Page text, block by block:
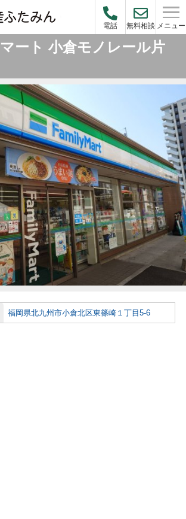
電話 無料相談 メニュー
ート 小倉モノレール片
福岡県北九州市小倉北区東篠崎１丁目5-6